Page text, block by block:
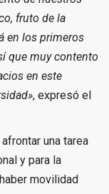
fruto de la
en los primeros
que muy contento
en este
, expresó el
una tarea
y para la
movilidad